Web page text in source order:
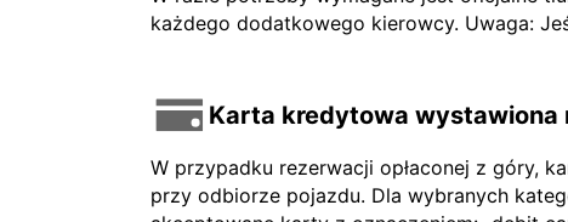
każdego dodatkowego kierowcy. Uwaga:
Karta kredytowa wystawiona
W przypadku rezerwacji opłaconej z góry,
przy odbiorze pojazdu. Dla wybranych